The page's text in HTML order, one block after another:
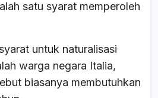
satu syarat memperoleh
untuk naturalisasi
warga negara Italia,
biasanya membutuhkan